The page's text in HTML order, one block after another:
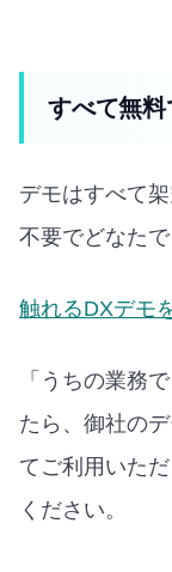
すべて無
デモはすべて
不要でどなた
触れるDXデモ
「うちの業務
たら、御社の
てご利用いた
ください。